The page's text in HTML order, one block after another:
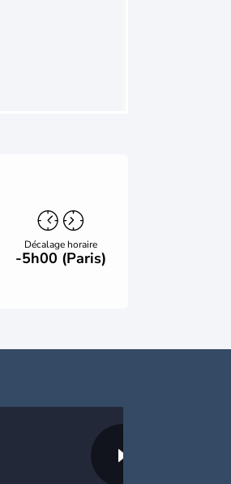
Décalage horaire
-5h00 (Paris)